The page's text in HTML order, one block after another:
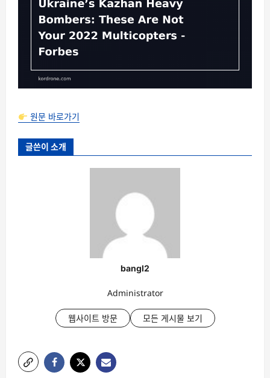
원문 바로가기
글쓴이 소개
bangl2
Administrator
웹사이트 방문 모든 게시물 보기